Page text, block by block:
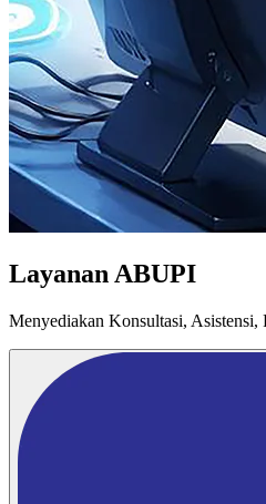
Layanan ABUPI
Menyediakan Konsultasi, Asistensi,